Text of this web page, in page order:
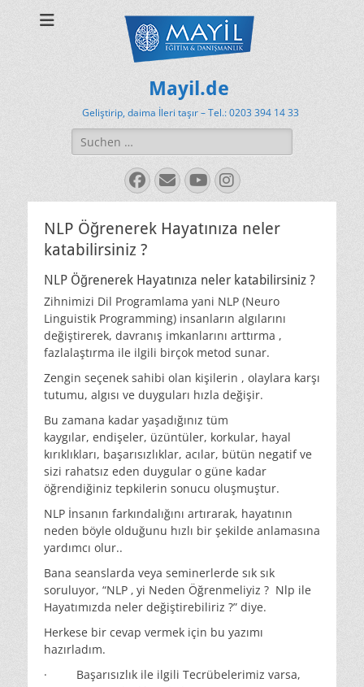
Mayil.de
Geliştirip, daima İleri taşır – Tel.: 0203 394 14 33
Suchen
nach:
Facebook
E-
Mail
YouTube
Instagram
NLP Öğrenerek Hayatınıza neler
katabilirsiniz ?
NLP Öğrenerek Hayatınıza neler katabilirsiniz ?
Zihnimizi Dil Programlama yani NLP (Neuro
Linguistik Programming) insanların algılarını
değiştirerek, davranış imkanlarını arttırma ,
fazlalaştırma ile ilgili birçok metod sunar.
Zengin seçenek sahibi olan kişilerin , olaylara karşı
tutumu, algısı ve duyguları hızla değişir.
Bu zamana kadar yaşadığınız tüm
kaygılar, endişeler, üzüntüler, korkular, hayal
kırıklıkları, başarısızlıklar, acılar, bütün negatif ve
sizi rahatsız eden duygular o güne kadar
öğrendiğiniz tepkilerin sonucu oluşmuştur.
NLP İnsanın farkındalığını artırarak, hayatının
neden böyle olduğunu hızlı bir şekilde anlamasına
yardımcı olur..
Bana seanslarda veya seminerlerde sık sık
soruluyor, “NLP ‚ yi Neden Öğrenmeliyiz ? Nlp ile
Hayatımızda neler değiştirebiliriz ?” diye.
Herkese bir cevap vermek için bu yazımı
hazırladım.
· Başarısızlık ile ilgili Tecrübelerimiz varsa,